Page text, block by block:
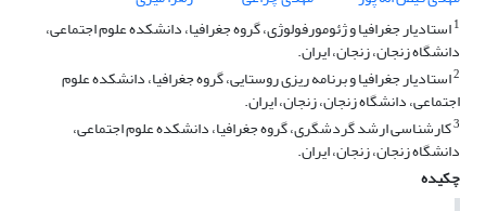
1استادیار جغرافیا و ژئومورفولوژی، گروه جغرافیا، دانشکده علوم اجتماعی،
دانشگاه زنجان، زنجان، ایران.
2استادیار جغرافیا و برنامه ریزی روستایی، گروه جغرافیا، دانشکده علوم
اجتماعی، دانشگاه زنجان، زنجان، ایران.
3کارشناسی ارشد گردشگری، گروه جغرافیا، دانشکده علوم اجتماعی،
دانشگاه زنجان، زنجان، ایران.
چکیده